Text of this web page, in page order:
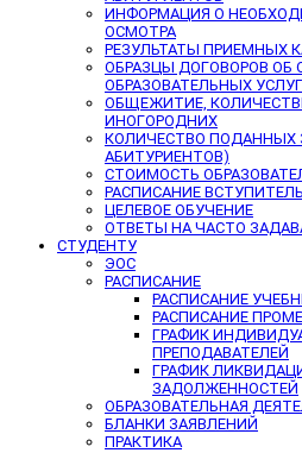
ИНФОРМАЦИЯ О
ОСМОТРА
РЕЗУЛЬТАТЫ ПРИЕМНЫХ
ОБРАЗЦЫ ДОГОВОРОВ ОБ
ОБРАЗОВАТЕЛЬНЫХ УСЛУГ
ОБЩЕЖИТИЕ,
ИНОГОРОДНИХ
КОЛИЧЕСТВО ПОДАННЫХ
АБИТУРИЕНТОВ)
СТОИМОСТЬ
РАСПИСАНИЕ
ЦЕЛЕВОЕ ОБУЧЕНИЕ
ОТВЕТЫ НА ЧАСТО
СТУДЕНТУ
ЭОС
РАСПИСАНИЕ
РАСПИСАНИЕ
РАСПИСАНИЕ
ГРАФИК
ПРЕПОДАВАТЕЛЕЙ
ГРАФИК
ЗАДОЛЖЕННОСТЕЙ
ОБРАЗОВАТЕЛЬНАЯ
БЛАНКИ ЗАЯВЛЕНИЙ
ПРАКТИКА